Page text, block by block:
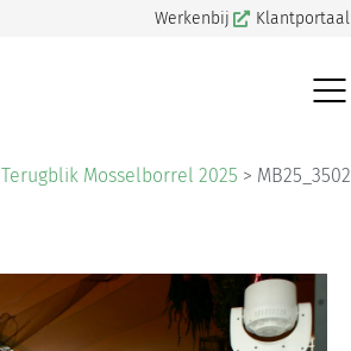
Werkenbij Klantportaal
Terugblik Mosselborrel 2025 > MB25_3502